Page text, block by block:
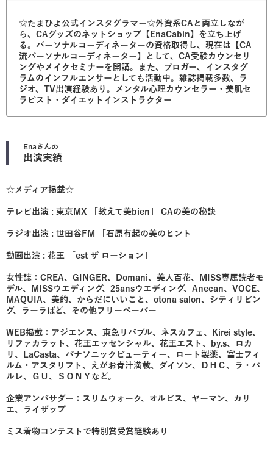
☆たまひよ公式インスタグラマー☆外資系CAと両立しなが
ら、CAグッズのネットショップ【EnaCabin】を立ち上げ
る。パーソナルコーディネーターの資格取得し、現在は【CA
流パーソナルコーディネーター】として、CA受験カウンセリ
ングやメイクセミナーを開講。また、ブロガー、インスタグ
ラムのインフルエンサーとしても活動中。雑誌掲載多数、ラ
ジオ、TV出演経験あり。メンタル心理カウンセラー・美肌セ
ラピスト・ダイエットインストラクター
Enaさんの
出演実績
☆メディア掲載☆
テレビ出演 : 東京MX 「教えて美bien」 CAの美の秘訣
ラジオ出演 : 世田谷FM 「石原有起の美のヒント」
動画出演 : 花王 「est ザ ローション」
女性誌：CREA、GINGER、Domani、美人百花、MISS専属読者モ
デル、MISSウエディング、25ansウエディング、Anecan、VOCE、
MAQUIA、美的、からだにいいこと、otona salon、シティリビン
グ、ラーラぱど、その他フリーペーパー
WEB掲載：アジエンス、東急リバブル、ネスカフェ、Kirei style、
リファカラット、花王エッセンシャル、花王エスト、by.s、ロカ
リ、LaCasta、パナソニックビューティー、ロート製薬、富士フィ
ルム・アスタリフト、えがお青汁満載、ダイソン、ＤＨＣ、ラ・パ
ルレ、ＧＵ、ＳＯＮＹなど。
企業アンバサダー：スリムウォーク、オルビス、ヤーマン、カリ
エ、ライザップ
ミス着物コンテストで特別賞受賞経験あり